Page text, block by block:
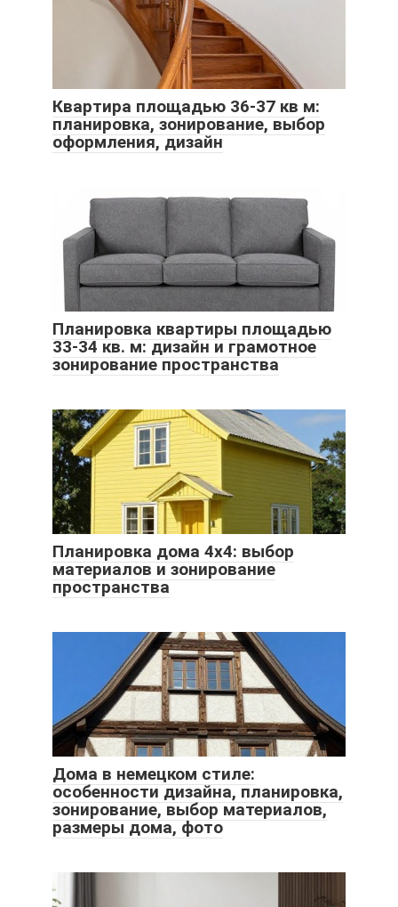
Квартира площадью 36-37 кв м:
планировка, зонирование, выбор
оформления, дизайн
Планировка квартиры площадью
33-34 кв. м: дизайн и грамотное
зонирование пространства
Планировка дома 4х4: выбор
материалов и зонирование
пространства
Дома в немецком стиле:
особенности дизайна, планировка,
зонирование, выбор материалов,
размеры дома, фото